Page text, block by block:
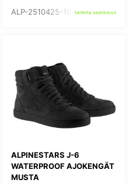
ALP-2510425-10- tarkista saatavuus
ALPINESTARS J-6
WATERPROOF AJOKENGÄT
MUSTA